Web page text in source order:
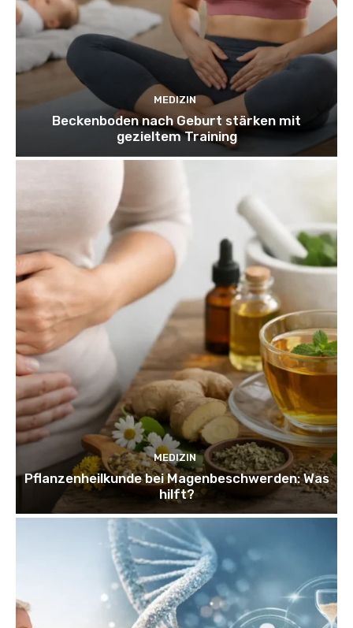
MEDIZIN
Beckenboden nach Geburt stärken mit
gezieltem Training
MEDIZIN
Pflanzenheilkunde bei Magenbeschwerden: Was
hilft?